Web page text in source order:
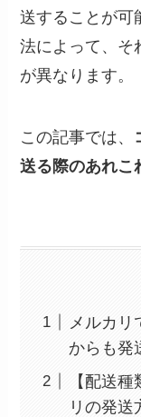
送することが可
法によって、そ
が異なります。
この記事では、
送る際のあれこ
メルカリ
からも発
【配送
リの発送